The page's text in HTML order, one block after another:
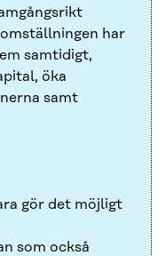
har
samtidigt,
öka
samt
gör det möjligt
som också